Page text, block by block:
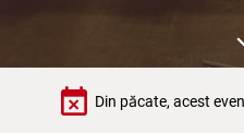
event_busy Din păcate, acest